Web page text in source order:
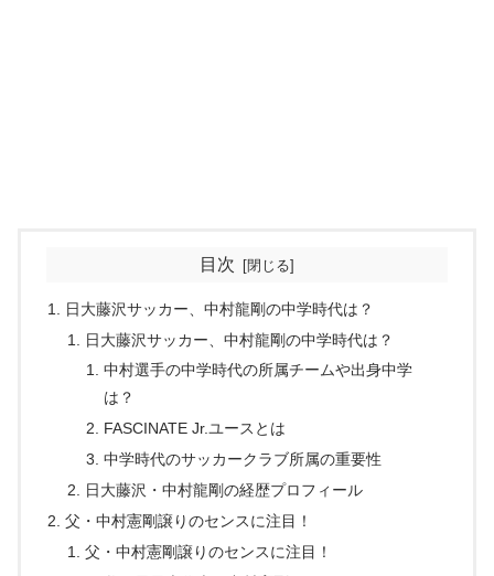
目次
日大藤沢サッカー、中村龍剛の中学時代は？
日大藤沢サッカー、中村龍剛の中学時代は？
中村選手の中学時代の所属チームや出身中学
は？
FASCINATE Jr.ユースとは
中学時代のサッカークラブ所属の重要性
日大藤沢・中村龍剛の経歴プロフィール
父・中村憲剛譲りのセンスに注目！
父・中村憲剛譲りのセンスに注目！